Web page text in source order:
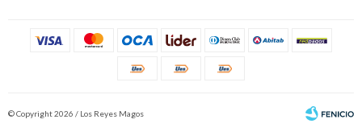
© Copyright 2026 / Los Reyes Magos